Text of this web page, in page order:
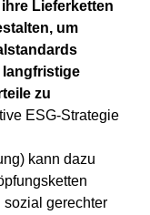
Lieferketten
um
langfristige
zu
ESG-Strategie
kann dazu
sozial gerechter